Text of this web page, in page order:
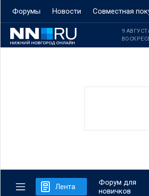
Форумы Новости Совместная
9
Лента
Форум для
новичков